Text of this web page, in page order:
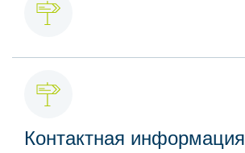
Контактная информация